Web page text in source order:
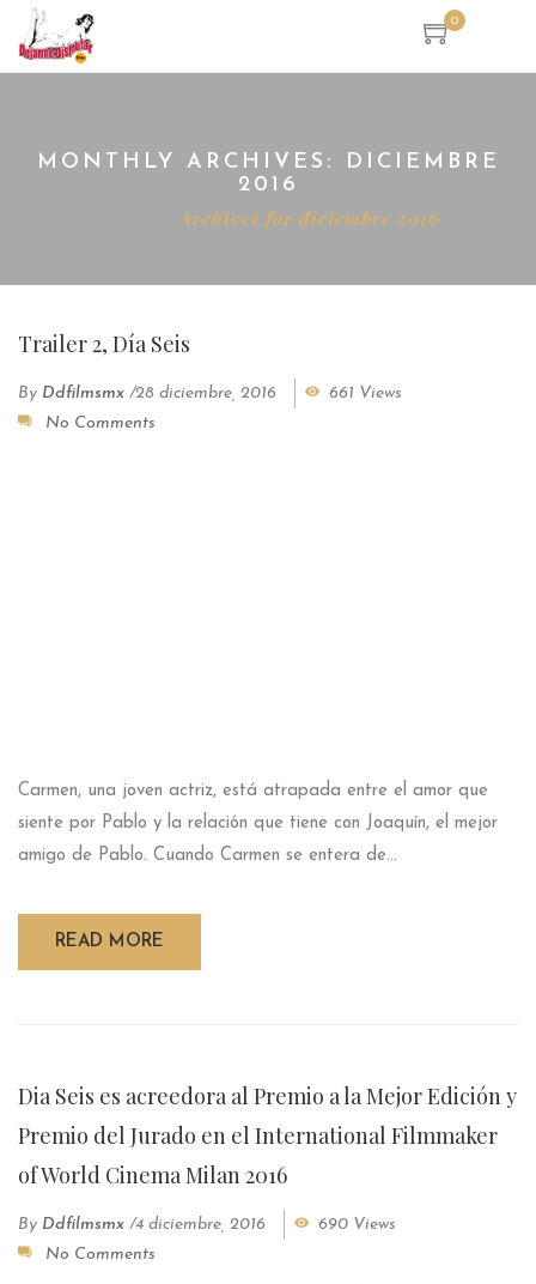
0
MONTHLY ARCHIVES: DICIEMBRE
2016
Archives for diciembre 2016
Trailer 2, Día Seis
By Ddfilmsmx /28 diciembre, 2016
661 Views
No Comments
Carmen, una joven actriz, está atrapada entre el amor que
siente por Pablo y la relación que tiene con Joaquín, el mejor
amigo de Pablo. Cuando Carmen se entera de...
READ MORE
Dia Seis es acreedora al Premio a la Mejor Edición y
Premio del Jurado en el International Filmmaker
of World Cinema Milan 2016
By Ddfilmsmx /4 diciembre, 2016
690 Views
No Comments